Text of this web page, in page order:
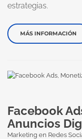
estrategias.
MÁS INFORMACIÓN
Facebook
Anuncios
Marketing en Redes